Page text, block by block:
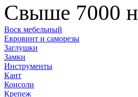
Свыше 7000
Воск мебельный
Евровинт и саморезы
Заглушки
Замки
Инструменты
Кант
Консоли
Крепеж